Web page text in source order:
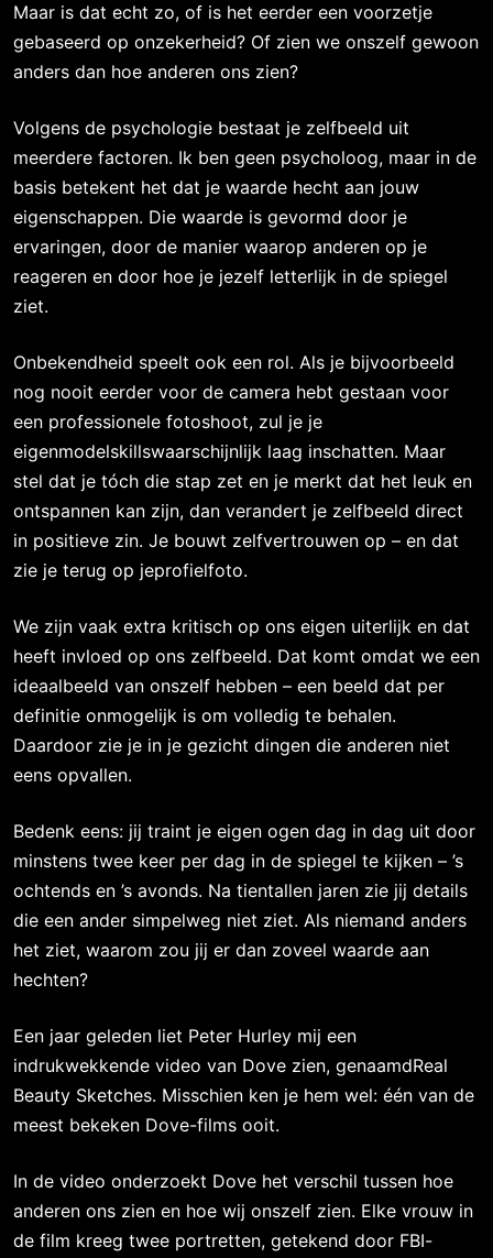
Maar is dat echt zo, of is het eerder een voorzetje
gebaseerd op onzekerheid? Of zien we onszelf gewoon
anders dan hoe anderen ons zien?
Volgens de psychologie bestaat je zelfbeeld uit
meerdere factoren. Ik ben geen psycholoog, maar in de
basis betekent het dat je waarde hecht aan jouw
eigenschappen. Die waarde is gevormd door je
ervaringen, door de manier waarop anderen op je
reageren en door hoe je jezelf letterlijk in de spiegel
ziet.
Onbekendheid speelt ook een rol. Als je bijvoorbeeld
nog nooit eerder voor de camera hebt gestaan voor
een professionele fotoshoot, zul je je
eigenmodelskillswaarschijnlijk laag inschatten. Maar
stel dat je tóch die stap zet en je merkt dat het leuk en
ontspannen kan zijn, dan verandert je zelfbeeld direct
in positieve zin. Je bouwt zelfvertrouwen op – en dat
zie je terug op jeprofielfoto.
We zijn vaak extra kritisch op ons eigen uiterlijk en dat
heeft invloed op ons zelfbeeld. Dat komt omdat we een
ideaalbeeld van onszelf hebben – een beeld dat per
definitie onmogelijk is om volledig te behalen.
Daardoor zie je in je gezicht dingen die anderen niet
eens opvallen.
Bedenk eens: jij traint je eigen ogen dag in dag uit door
minstens twee keer per dag in de spiegel te kijken – ’s
ochtends en ’s avonds. Na tientallen jaren zie jij details
die een ander simpelweg niet ziet. Als niemand anders
het ziet, waarom zou jij er dan zoveel waarde aan
hechten?
Een jaar geleden liet Peter Hurley mij een
indrukwekkende video van Dove zien, genaamdReal
Beauty Sketches. Misschien ken je hem wel: één van de
meest bekeken Dove-films ooit.
In de video onderzoekt Dove het verschil tussen hoe
anderen ons zien en hoe wij onszelf zien. Elke vrouw in
de film kreeg twee portretten, getekend door FBI-